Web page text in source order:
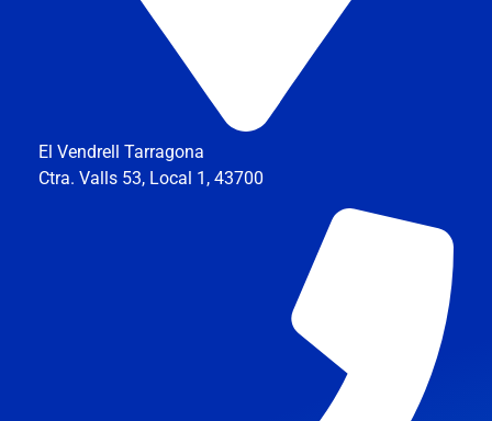
El Vendrell Tarragona
Ctra. Valls 53, Local 1, 43700